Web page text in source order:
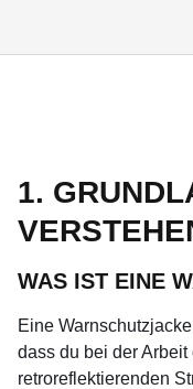
1.
WAS IST EINE
Eine
dass du bei der
retroreflektierenden